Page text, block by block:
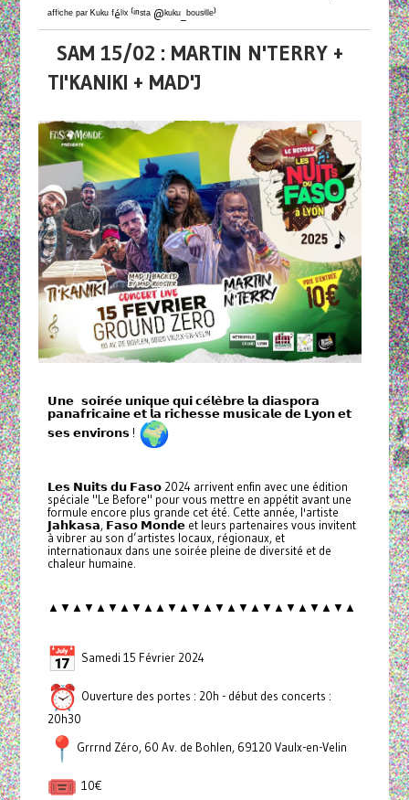
ᵃᶠᶠⁱᶜʰᵉ ᵖᵃʳ ᴷᵘᵏᵘ ᶠéˡⁱˣ ⁽ⁱⁿˢᵗᵃ @ᵏᵘᵏᵘ_ᵇᵒᵘˢⁱˡˡᵉ⁾
SAM 15/02 : MARTIN N'TERRY +
TI'KANIKI + MAD'J
𝗨𝗻𝗲 𝘀𝗼𝗶𝗿𝗲́𝗲 𝘂𝗻𝗶𝗾𝘂𝗲 𝗾𝘂𝗶 𝗰𝗲́𝗹𝗲̀𝗯𝗿𝗲 𝗹𝗮 𝗱𝗶𝗮𝘀𝗽𝗼𝗿𝗮
𝗽𝗮𝗻𝗮𝗳𝗿𝗶𝗰𝗮𝗶𝗻𝗲 𝗲𝘁 𝗹𝗮 𝗿𝗶𝗰𝗵𝗲𝘀𝘀𝗲 𝗺𝘂𝘀𝗶𝗰𝗮𝗹𝗲 𝗱𝗲 𝗟𝘆𝗼𝗻 𝗲𝘁
𝘀𝗲𝘀 𝗲𝗻𝘃𝗶𝗿𝗼𝗻𝘀 !
𝗟𝗲𝘀 𝗡𝘂𝗶𝘁𝘀 𝗱𝘂 𝗙𝗮𝘀𝗼 2024 arrivent enfin avec une édition
spéciale "Le Before" pour vous mettre en appétit avant une
formule encore plus grande cet été. Cette année, l'artiste
𝗝𝗮𝗵𝗸𝗮𝘀𝗮, 𝗙𝗮𝘀𝗼 𝗠𝗼𝗻𝗱𝗲 et leurs partenaires vous invitent
à vibrer au son d’artistes locaux, régionaux, et
internationaux dans une soirée pleine de diversité et de
chaleur humaine.
▲▼▲▼▲▼▲▼▲▲▼▲▼▲▼▲▼▲▼▲▼▲▼▲▼▲
Samedi 15 Février 2024
Ouverture des portes : 20h - début des concerts :
20h30
Grrrnd Zéro, 60 Av. de Bohlen, 69120 Vaulx-en-Velin
10€